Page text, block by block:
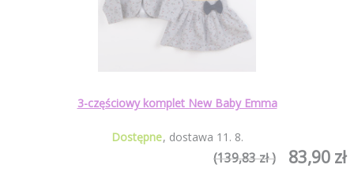
3-częściowy komplet New Baby Emma
Dostępne dostawa 11 . 8.
83,90 zł
(139,83 zł )